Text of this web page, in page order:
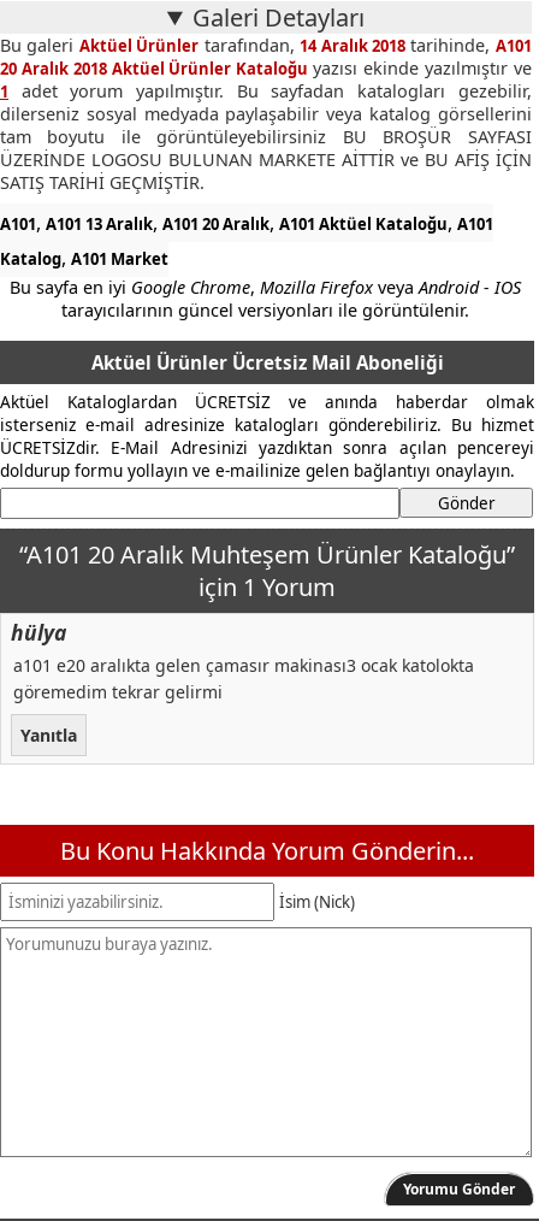
Galeri Detayları
Bu galeri Aktüel Ürünler tarafından, 14 Aralık 2018tarihinde, A101
20 Aralık 2018 Aktüel Ürünler Kataloğuyazısı ekinde yazılmıştır ve
1 adet yorum yapılmıştır. Bu sayfadan katalogları gezebilir,
dilerseniz sosyal medyada paylaşabilir veya katalog görsellerini
tam boyutu ile görüntüleyebilirsiniz BU BROŞÜR SAYFASI
ÜZERİNDE LOGOSU BULUNAN MARKETE AİTTİR ve BU AFİŞ İÇİN
SATIŞ TARİHİ GEÇMİŞTİR.
A101, A101 13 Aralık, A101 20 Aralık, A101 Aktüel Kataloğu, A101
Katalog, A101 Market
Bu sayfa en iyi Google Chrome,Mozilla Firefox veyaAndroid - IOS
tarayıcılarının güncel versiyonları ile görüntülenir.
Aktüel Ürünler Ücretsiz Mail Aboneliği
Aktüel Kataloglardan ÜCRETSİZ ve anında haberdar olmak
isterseniz e-mail adresinize katalogları gönderebiliriz. Bu hizmet
ÜCRETSİZdir. E-Mail Adresinizi yazdıktan sonra açılan pencereyi
doldurup formu yollayın ve e-mailinize gelen bağlantıyı onaylayın.
“A101 20 Aralık Muhteşem Ürünler Kataloğu”
için 1 Yorum
hülya
a101 e20 aralıkta gelen çamasır makinası3 ocak katolokta
göremedim tekrar gelirmi
Yanıtla
Bu Konu Hakkında Yorum Gönderin...
İsim (Nick)
Yorumu Gönder